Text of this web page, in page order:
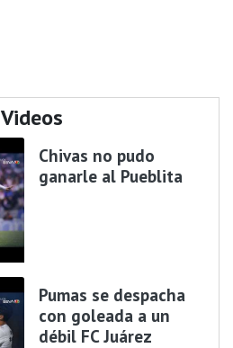
Videos
Chivas no pudo
ganarle al Pueblita
Pumas se despacha
con goleada a un
débil FC Juárez